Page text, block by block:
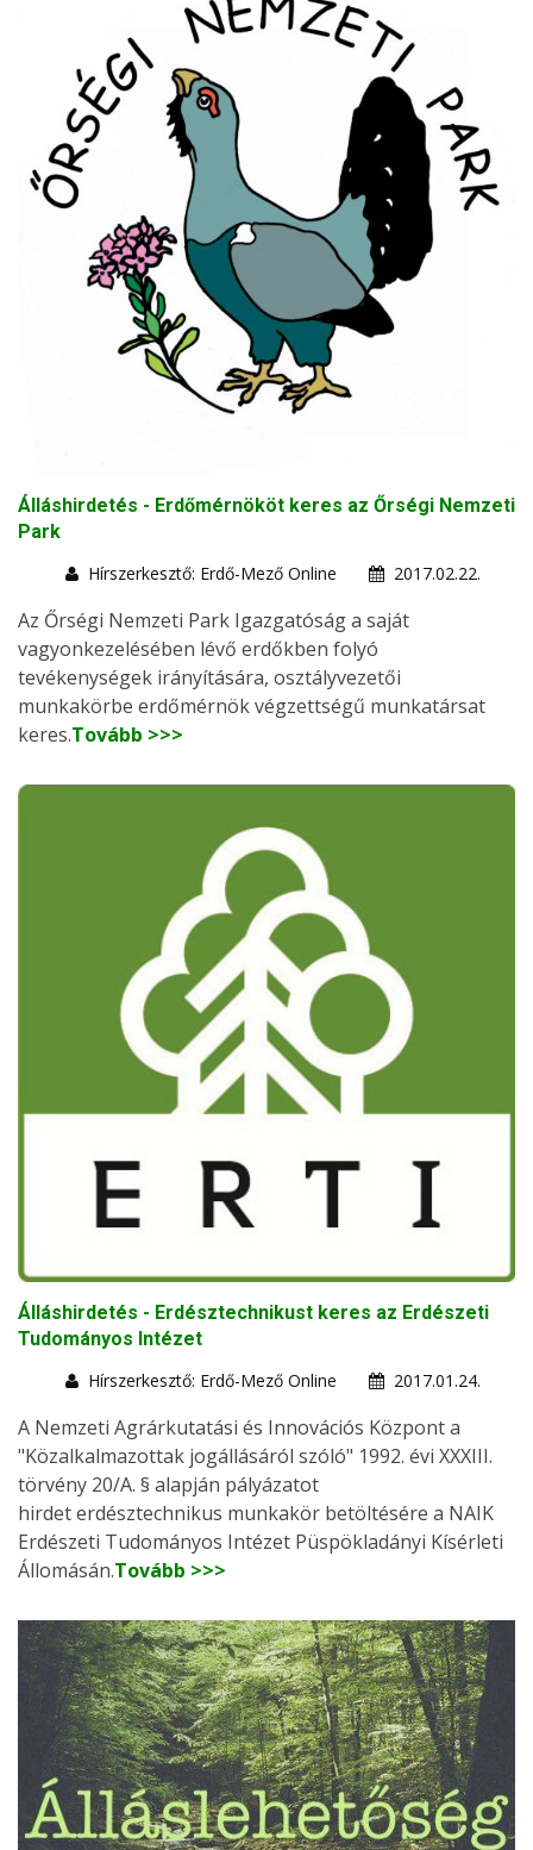
Álláshirdetés - Erdőmérnököt keres az Őrségi Nemzeti
Park
Hírszerkesztő: Erdő-Mező Online
2017.02.22.
Az Őrségi Nemzeti Park Igazgatóság a saját
vagyonkezelésében lévő erdőkben folyó
tevékenységek irányítására, osztályvezetői
munkakörbe erdőmérnök végzettségű munkatársat
keres.Tovább >>>
Álláshirdetés - Erdésztechnikust keres az Erdészeti
Tudományos Intézet
Hírszerkesztő: Erdő-Mező Online
2017.01.24.
A Nemzeti Agrárkutatási és Innovációs Központ a
"Közalkalmazottak jogállásáról szóló" 1992. évi XXXIII.
törvény 20/A. § alapján pályázatot
hirdet erdésztechnikus munkakör betöltésére a NAIK
Erdészeti Tudományos Intézet Püspökladányi Kísérleti
Állomásán.Tovább >>>